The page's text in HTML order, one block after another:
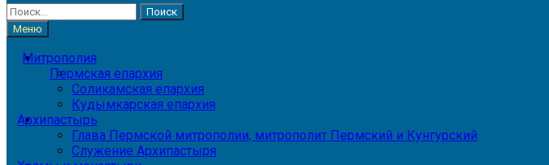
Найти:
Меню
Митрополия
Пермская епархия
Соликамская епархия
Кудымкарская епархия
Архипастырь
Глава Пермской митрополии, митрополит Пермский и Кунгурский
Служение Архипастыря